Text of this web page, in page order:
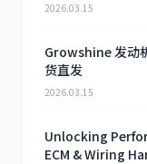
2026.03.15
Growshine 发动
货直发
2026.03.15
Unlocking
ECM & Wiring